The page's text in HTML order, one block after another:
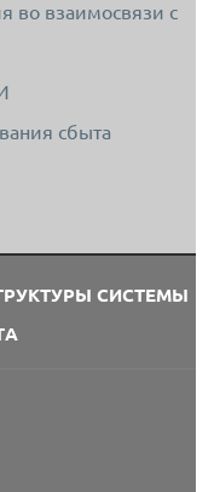
во взаимосвязи с
сбыта
СИСТЕМЫ